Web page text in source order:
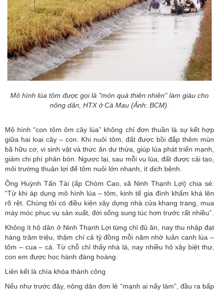
Mô hình lúa tôm được gọi là "món quà thiên nhiên" làm giàu cho
nông dân, HTX ở Cà Mau (Ảnh: BCM).
Mô hình “con tôm ôm cây lúa” không chỉ đơn thuần là sự kết hợp
giữa hai loại cây – con. Khi nuôi tôm, đất được bồi đắp thêm mùn
bã hữu cơ, vi sinh vật và thức ăn dư thừa, giúp lúa phát triển mạnh,
giảm chi phí phân bón. Ngược lại, sau mỗi vụ lúa, đất được cải tạo,
môi trường thuận lợi để tôm nuôi lớn nhanh, ít dịch bệnh.
Ông Huỳnh Tấn Tài (ấp Chòm Cao, xã Ninh Thạnh Lợi) chia sẻ:
“Từ khi áp dụng mô hình lúa – tôm, kinh tế gia đình khấm khá lên
rõ rệt. Chúng tôi có điều kiện xây dựng nhà cửa khang trang, mua
máy móc phục vụ sản xuất, đời sống sung túc hơn trước rất nhiều”.
Không ít hộ dân ở Ninh Thạnh Lợi từng chỉ đủ ăn, nay thu nhập đạt
hàng trăm triệu, thậm chí cả tỷ đồng mỗi năm nhờ luân canh lúa –
tôm – cua – cá. Từ chỗ chỉ thấy nhà lá, nay nhiều hộ xây biệt thự,
con em được học hành đàng hoàng.
Liên kết là chìa khóa thành công
Nếu như trước đây, nông dân đơn lẻ “mạnh ai nấy làm”, đầu ra bấp